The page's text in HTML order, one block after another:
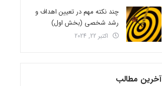
چند نکته مهم در تعیین اهداف و
رشد شخصی (بخش اول)
اکتبر 22, 2024
آخرین مطالب